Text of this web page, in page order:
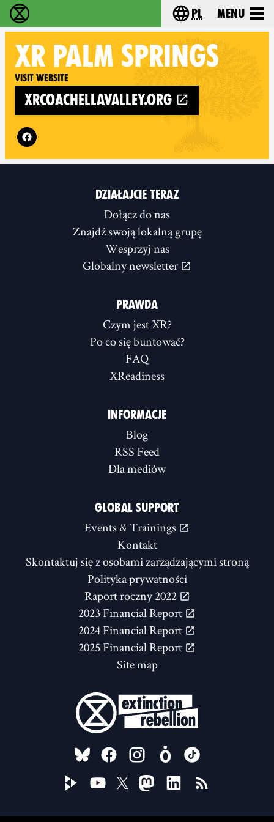
Extinction Rebellion - Home Choose your
pl Menu
XR PALM SPRINGS
Visit website
xrcoachellavalley.org
Follow XR Palm Springs on
DZIAŁAJCIE TERAZ
Dołącz do nas
Znajdź swoją lokalną grupę
Wesprzyj nas
Globalny newsletter
PRAWDA
Czym jest XR?
Po co się buntować?
FAQ
XReadiness
INFORMACJE
Blog
RSS Feed
Dla mediów
GLOBAL SUPPORT
Events & Trainings
Kontakt
Skontaktuj się z osobami zarządzającymi stroną
Polityka prywatności
Raport roczny 2022
2023 Financial Report
2024 Financial Report
2025 Financial Report
Site map
FOLLOW US ON